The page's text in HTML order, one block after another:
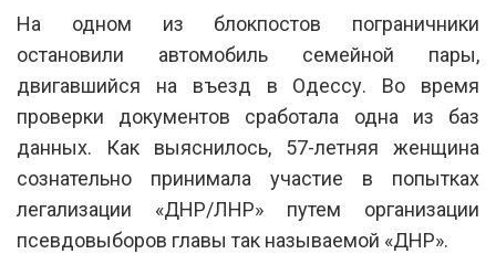
На одном из блокпостов пограничники
остановили автомобиль семейной пары,
двигавшийся на въезд в Одессу. Во время
проверки документов сработала одна из баз
данных. Как выяснилось, 57-летняя женщина
сознательно принимала участие в попытках
легализации «ДНР/ЛНР» путем организации
псевдовыборов главы так называемой «ДНР».